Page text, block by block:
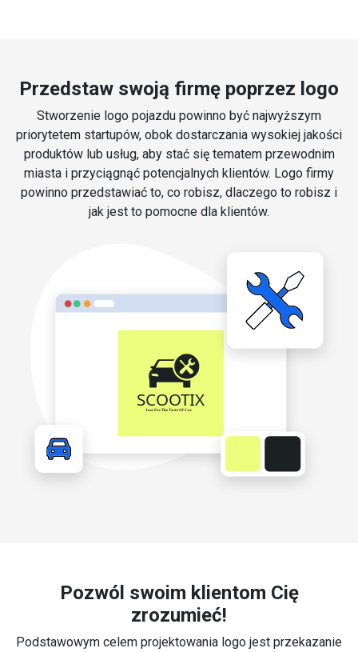
Przedstaw swoją firmę poprzez logo
Stworzenie logo pojazdu powinno być najwyższym
priorytetem startupów, obok dostarczania wysokiej jakości
produktów lub usług, aby stać się tematem przewodnim
miasta i przyciągnąć potencjalnych klientów. Logo firmy
powinno przedstawiać to, co robisz, dlaczego to robisz i
jak jest to pomocne dla klientów.
Pozwól swoim klientom Cię
zrozumieć!
Podstawowym celem projektowania logo jest przekazanie